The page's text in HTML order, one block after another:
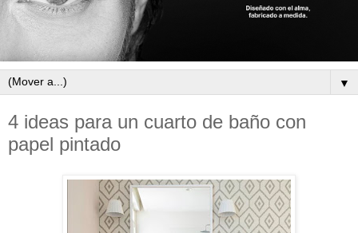
▼
4 ideas para un cuarto de baño con
papel pintado